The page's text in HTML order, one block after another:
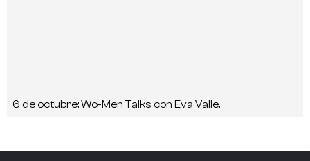
6 de octubre: Wo-Men Talks con Eva Valle.